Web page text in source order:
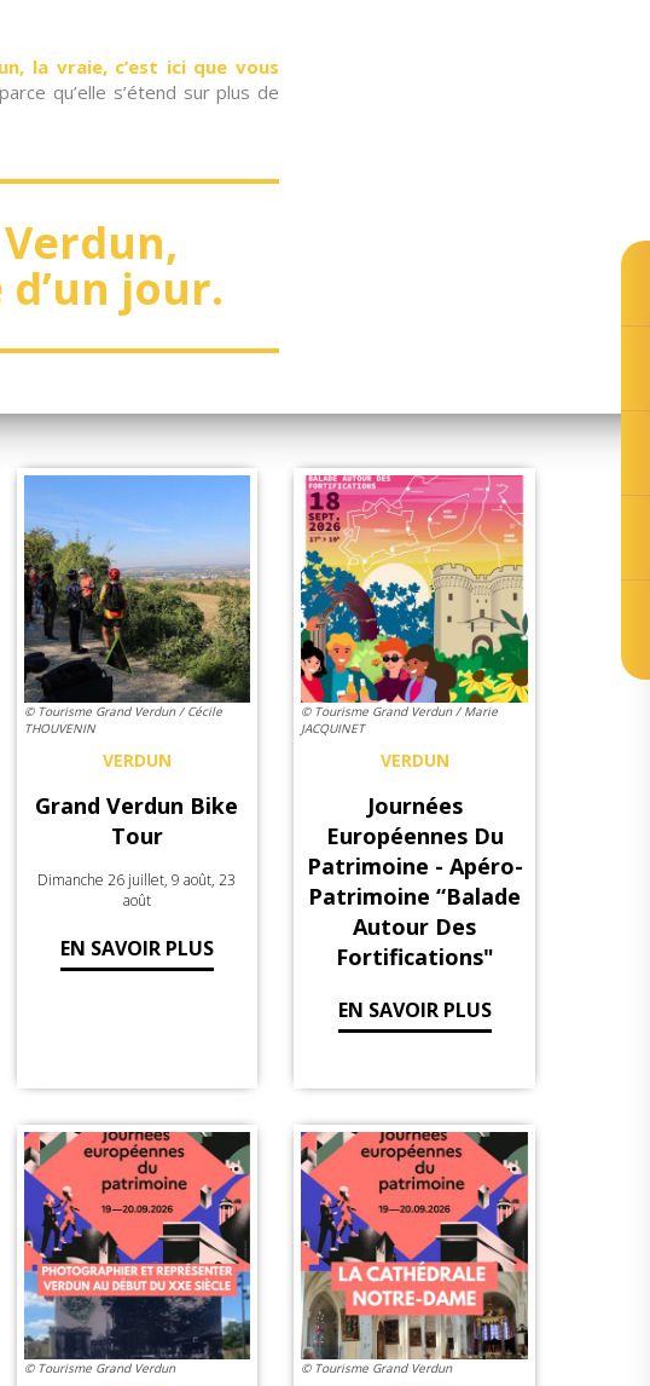
la vraie, c’est ici que vous
qu’elle s’étend sur plus de
jour.
© Tourisme Grand Verdun / Cécile
THOUVENIN
VERDUN
Grand Verdun Bike
Tour
Dimanche 26 juillet, 9 août, 23
août
EN SAVOIR PLUS
© Tourisme Grand Verdun / Marie
JACQUINET
VERDUN
Journées
Européennes Du
Patrimoine - Apéro-
Patrimoine “Balade
Autour Des
Fortifications"
EN SAVOIR PLUS
© Tourisme Grand Verdun © Tourisme Grand Verdun